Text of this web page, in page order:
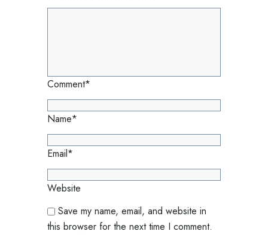
Comment*
Name*
Email*
Website
Save my name, email, and website in
this browser for the next time I comment.